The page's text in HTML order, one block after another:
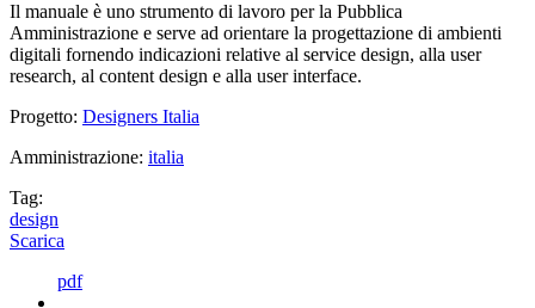
Il manuale è uno strumento di lavoro per la Pubblica
Amministrazione e serve ad orientare la progettazione di ambienti
digitali fornendo indicazioni relative al service design, alla user
research, al content design e alla user interface.
Progetto: Designers Italia
Amministrazione: italia
Tag:
design
Scarica
pdf